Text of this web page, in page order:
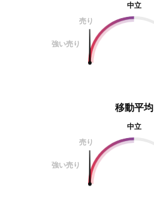
中立
売り
強い売り
移動平均
中立
売り
強い売り